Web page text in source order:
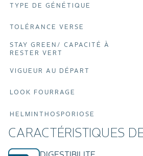
TYPE DE GÉNÉTIQUE
TOLÉRANCE VERSE
STAY GREEN/ CAPACITÉ À
RESTER VERT
VIGUEUR AU DÉPART
LOOK FOURRAGE
HELMINTHOSPORIOSE
CARACTÉRISTIQUES